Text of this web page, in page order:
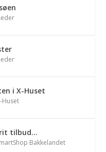
i X-Huset
Huset
tilbud…
Bakkelandet